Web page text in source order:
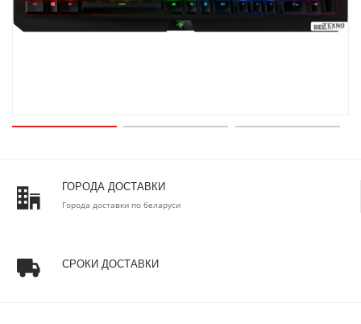
ГОРОДА ДОСТАВКИ
Города доставки по беларуси
СРОКИ ДОСТАВКИ